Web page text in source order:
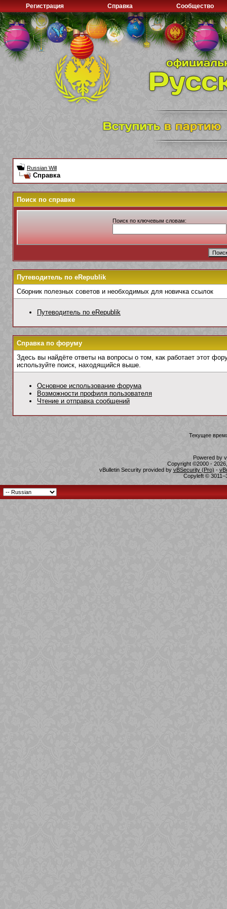
Регистрация Справка Сообщество
Russian Will
Справка
Поиск по справке
Поиск по ключевым словам:
Путеводитель по eRepublik
Сборник полезных советов и необходимых для новичка ссылок
Путеводитель по eRepublik
Справка по форуму
Здесь вы найдёте ответы на вопросы о том, как работает этот
используйте поиск, находящийся выше.
Основное использование форума
Возможности профиля пользователя
Чтение и отправка сообщений
Текущее
Powered by
Copyright ©2000 -
vBulletin Security provided by vBSecurity (Pro) -
Copyleft ©